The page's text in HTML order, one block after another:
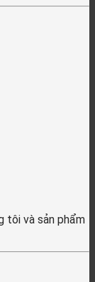
tôi và sản phẩm